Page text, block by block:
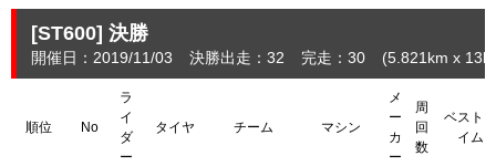
[ST600] 決勝
開催日：2019/11/03 決勝出走：32 完走：30 (5.821 km x
順位 No
ラ
イ
ダ
ー
タイヤ チーム マシン
メ
ー
カ
ー
周
回
数
ベストタ
イム